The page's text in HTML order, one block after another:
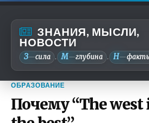
ЗНАНИЯ, МЫСЛИ,
НОВОСТИ
З—сила . М—глубина . Н—
ОБРАЗОВАНИЕ
Почему “The west